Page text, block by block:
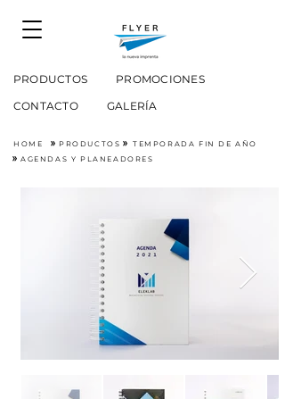
PRODUCTOS
PROMOCIONES
CONTACTO
GALERÍA
HOME » PRODUCTOS » TEMPORADA FIN DE AÑO
» AGENDAS Y PLANEADORES